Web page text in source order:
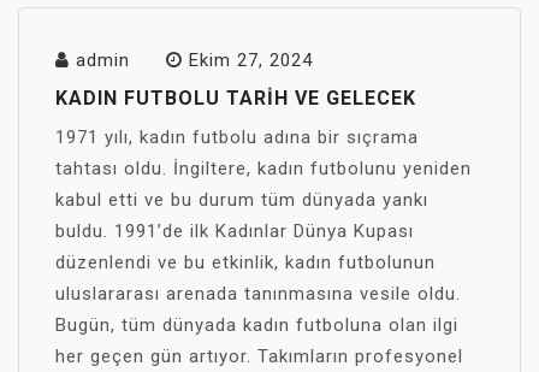
admin Ekim 27, 2024
KADIN FUTBOLU TARIH VE GELECEK
1971 yılı, kadın futbolu adına bir sıçrama
tahtası oldu. İngiltere, kadın futbolunu yeniden
kabul etti ve bu durum tüm dünyada yankı
buldu. 1991’de ilk Kadınlar Dünya Kupası
düzenlendi ve bu etkinlik, kadın futbolunun
uluslararası arenada tanınmasına vesile oldu.
Bugün, tüm dünyada kadın futboluna olan ilgi
her geçen gün artıyor. Takımların profesyonel